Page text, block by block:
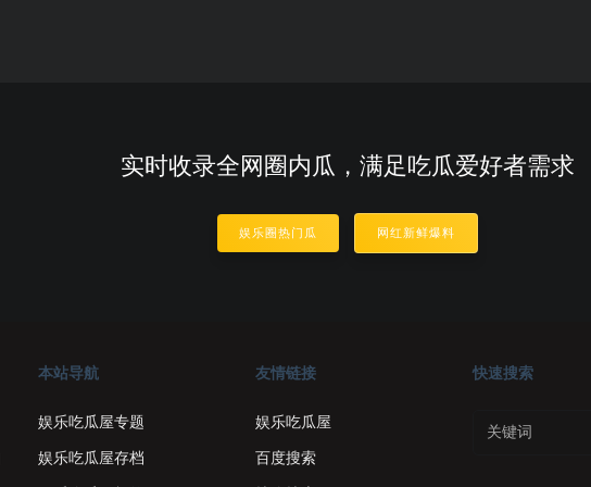
实时收录全网圈内瓜，满足吃瓜爱好者需求
娱乐圈热门瓜 网红新鲜爆料
本站导航
娱乐吃瓜屋专题
娱乐吃瓜屋存档
友情链接
娱乐吃瓜屋
百度搜索
快速搜索